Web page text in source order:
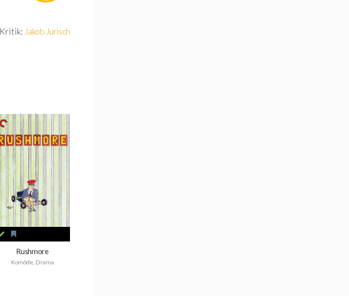
Kritik: Jakob Jurisch
Rushmore
Komödie, Drama